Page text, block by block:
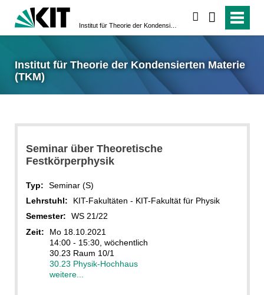
Institut für Theorie der Kondensierten Materie
(TKM)
Seminar über Theoretische
Festkörperphysik
Typ:
Seminar (S)
Lehrstuhl:
KIT-Fakultäten - KIT-Fakultät für Physik
Semester:
WS 21/22
Zeit:
Mo 18.10.2021
14:00 - 15:30, wöchentlich
30.23 Raum 10/1
30.23 Physik-Hochhaus
weitere...